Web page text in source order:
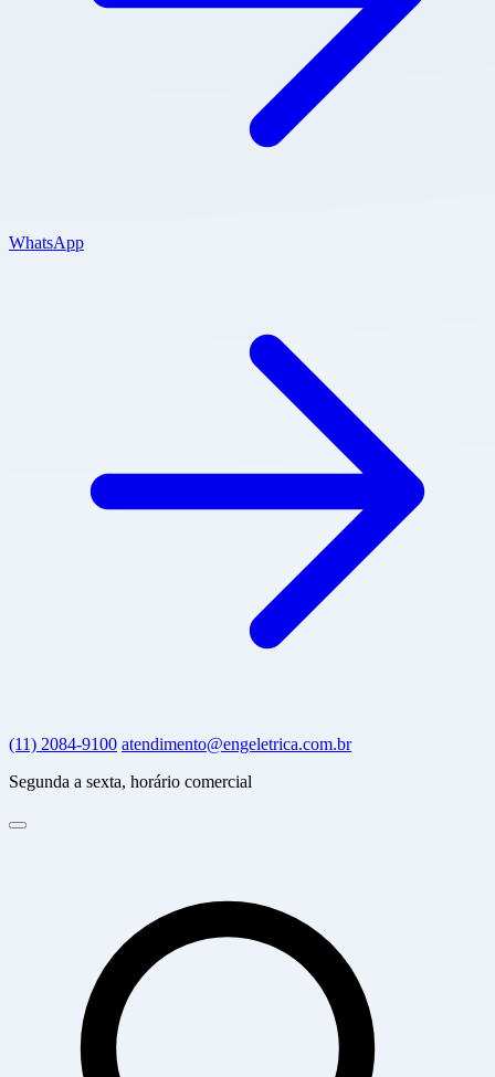
WhatsApp
(11) 2084-9100 atendimento@engeletrica.com.br
Segunda a sexta, horário comercial